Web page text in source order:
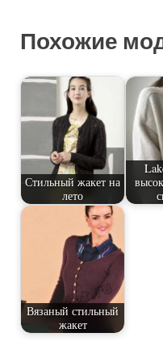
Похожие
Стильный жакет на
лето
Вязаный стильный
жакет